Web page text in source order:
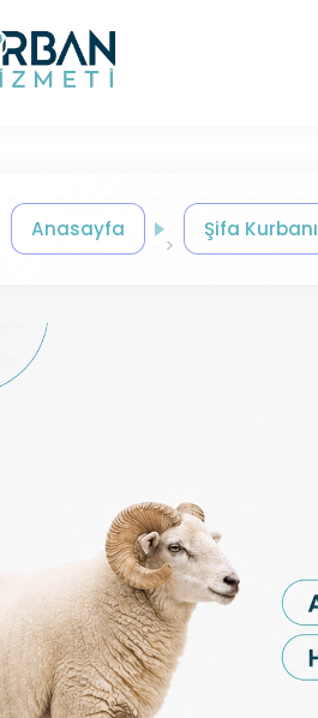
Anasayfa Şifa Kurbanı